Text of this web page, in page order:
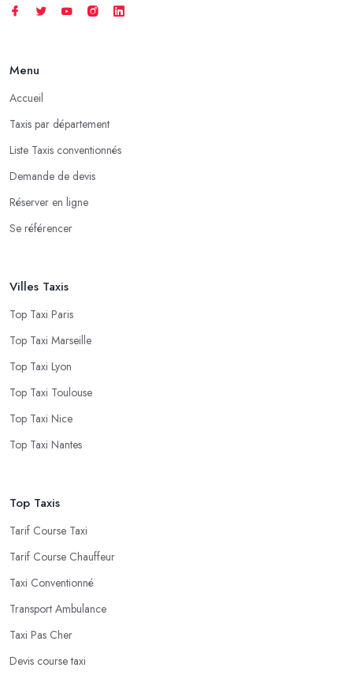
Menu
Accueil
Taxis par département
Liste Taxis conventionnés
Demande de devis
Réserver en ligne
Se référencer
Villes Taxis
Top Taxi Paris
Top Taxi Marseille
Top Taxi Lyon
Top Taxi Toulouse
Top Taxi Nice
Top Taxi Nantes
Top Taxis
Tarif Course Taxi
Tarif Course Chauffeur
Taxi Conventionné
Transport Ambulance
Taxi Pas Cher
Devis course taxi